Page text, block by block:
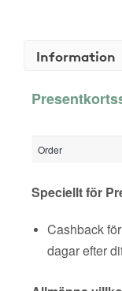
Information
Order
Speciellt för
Cashback
dagar efter